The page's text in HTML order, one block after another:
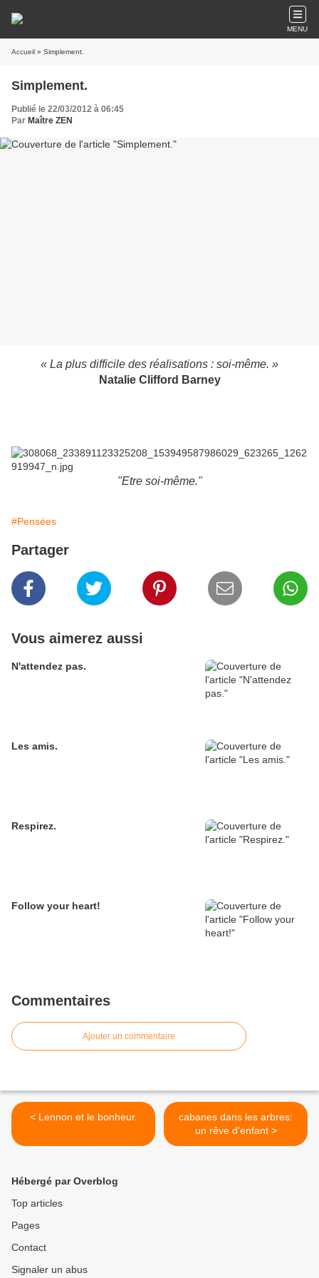
MENU
Accueil » Simplement.
Simplement.
Publié le 22/03/2012 à 06:45
Par Maître ZEN
« La plus difficile des réalisations : soi-même. »
Natalie Clifford Barney
"Etre soi-même."
#Pensées
Partager
Vous aimerez aussi
N'attendez pas.
Les amis.
Respirez.
Follow your heart!
Commentaires
Ajouter un commentaire
< Lennon et le bonheur.
cabanes dans les arbres:
un rêve d'enfant >
Hébergé par Overblog
Top articles
Pages
Contact
Signaler un abus